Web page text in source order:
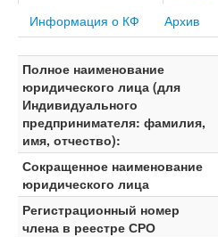
Информация о КФ
Архив
Полное наименование
юридического лица (для
Индивидуального
предпринимателя: фамилия,
имя, отчество):
Сокращенное наименование
юридического лица
Регистрационный номер
члена в реестре СРО